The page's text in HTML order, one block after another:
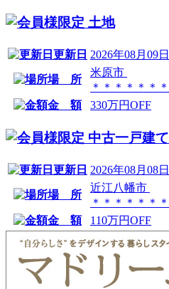
土地
更新日 2026年08月09日
場 所
米原市
＊＊＊＊＊＊＊
金 額
330万円OFF
中古一戸建て
更新日 2026年08月08日
場 所
近江八幡市
＊＊＊＊＊＊＊
金 額
110万円OFF